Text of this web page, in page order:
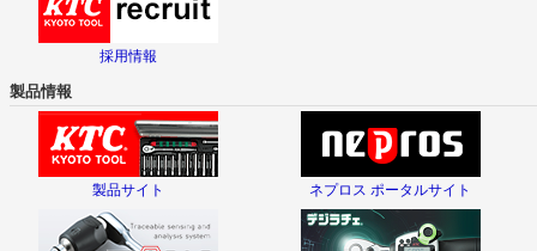
採用情報
製品情報
製品サイト ネプロス ポータルサイト